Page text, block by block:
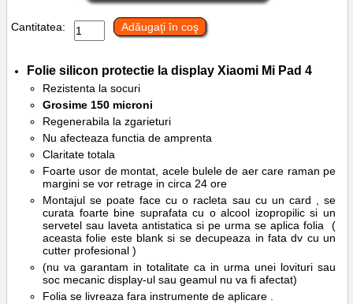
Cantitatea: Adăugaţi în coş
Folie silicon protectie la display Xiaomi Mi Pad 4
Rezistenta la socuri
Grosime 150 microni
Regenerabila la zgarieturi
Nu afecteaza functia de amprenta
Claritate totala
Foarte usor de montat, acele bulele de aer care raman pe
margini se vor retrage in circa 24 ore
Montajul se poate face cu o racleta sau cu un card , se
curata foarte bine suprafata cu o alcool izopropilic si un
servetel sau laveta antistatica si pe urma se aplica folia (
aceasta folie este blank si se decupeaza in fata dv cu un
cutter profesional )
(nu va garantam in totalitate ca in urma unei lovituri sau
soc mecanic display-ul sau geamul nu va fi afectat)
Folia se livreaza fara instrumente de aplicare .